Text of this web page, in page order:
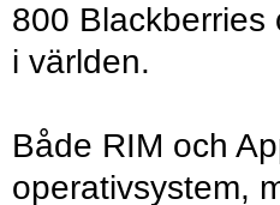
800
i världen.
Både RIM och
operativsystem,